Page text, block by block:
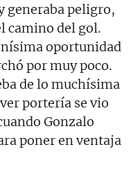
generaba peligro,
camino del gol.
oportunidad
por muy poco.
de lo muchísima
portería se vio
Gonzalo
poner en ventaja